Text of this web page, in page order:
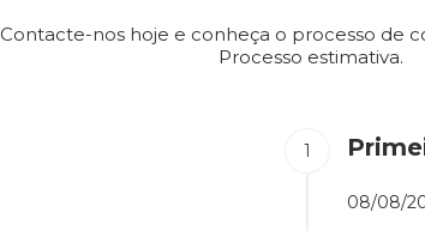
Contacte-nos hoje e conheça o processo de
Processo estimativa.
08/08/